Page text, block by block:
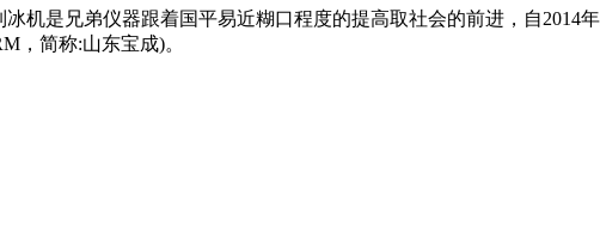
是兄弟仪器跟着国平易近糊口程度的提高取社会的前进，自2014
，简称:山东宝成)。